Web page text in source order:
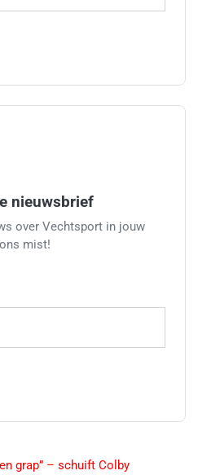
nieuwsbrief
over Vechtsport in jouw
mist!
grap” – schuift Colby